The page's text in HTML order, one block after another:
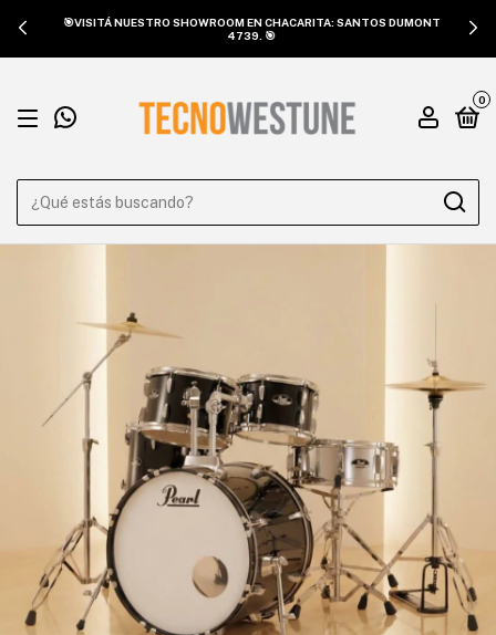
🎯VISITÁ NUESTRO SHOWROOM EN CHACARITA: SANTOS DUMONT
4739. 🎯
0